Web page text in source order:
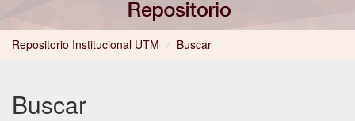
Repositorio Institucional UTM / Buscar
Buscar